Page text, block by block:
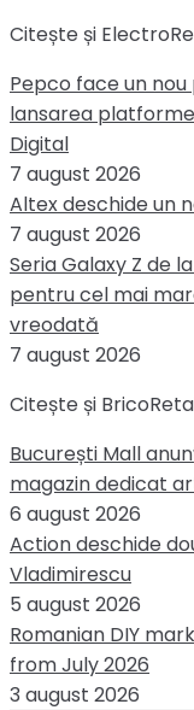
Citește și
Pepco face un
lansarea
Digital
7 august 2026
Altex deschide un
7 august 2026
Seria Galaxy Z de
pentru cel mai
vreodată
7 august 2026
Citește și
București Mall
magazin dedicat
6 august 2026
Action deschide
Vladimirescu
5 august 2026
Romanian DIY
from July 2026
3 august 2026